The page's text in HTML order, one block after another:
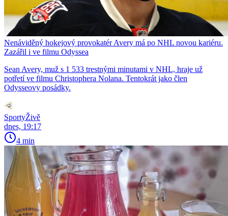
Nenáviděný hokejový provokatér Avery má po NHL novou kariéru.
Zazářil i ve filmu Odyssea
Sean Avery, muž s 1 533 trestnými minutami v NHL, hraje už
potřetí ve filmu Christophera Nolana. Tentokrát jako člen
Odysseovy posádky.
SportyŽivě
dnes, 19:17
4 min